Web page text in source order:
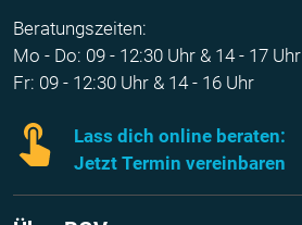
Beratungszeiten:
Mo - Do: 09 - 12:30 Uhr & 14 - 17 Uhr
Fr: 09 - 12:30 Uhr & 14 - 16 Uhr
Lass dich online beraten:
Jetzt Termin vereinbaren